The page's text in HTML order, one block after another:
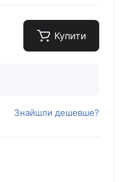
Купити
Знайшли дешевше?